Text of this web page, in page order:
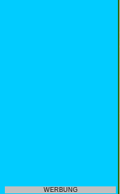
WERBUNG